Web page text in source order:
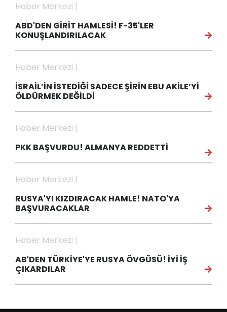
Haber Merkezi |
ABD'DEN GİRİT HAMLESİ! F-35'LER
KONUŞLANDIRILACAK
Haber Merkezi |
İSRAİL’İN İSTEDİĞİ SADECE ŞİRİN EBU AKİLE’Yİ
ÖLDÜRMEK DEĞİLDİ
Haber Merkezi |
PKK BAŞVURDU! ALMANYA REDDETTİ
Haber Merkezi |
RUSYA'YI KIZDIRACAK HAMLE! NATO'YA
BAŞVURACAKLAR
Haber Merkezi |
AB'DEN TÜRKİYE'YE RUSYA ÖVGÜSÜ! İYİ İŞ
ÇIKARDILAR